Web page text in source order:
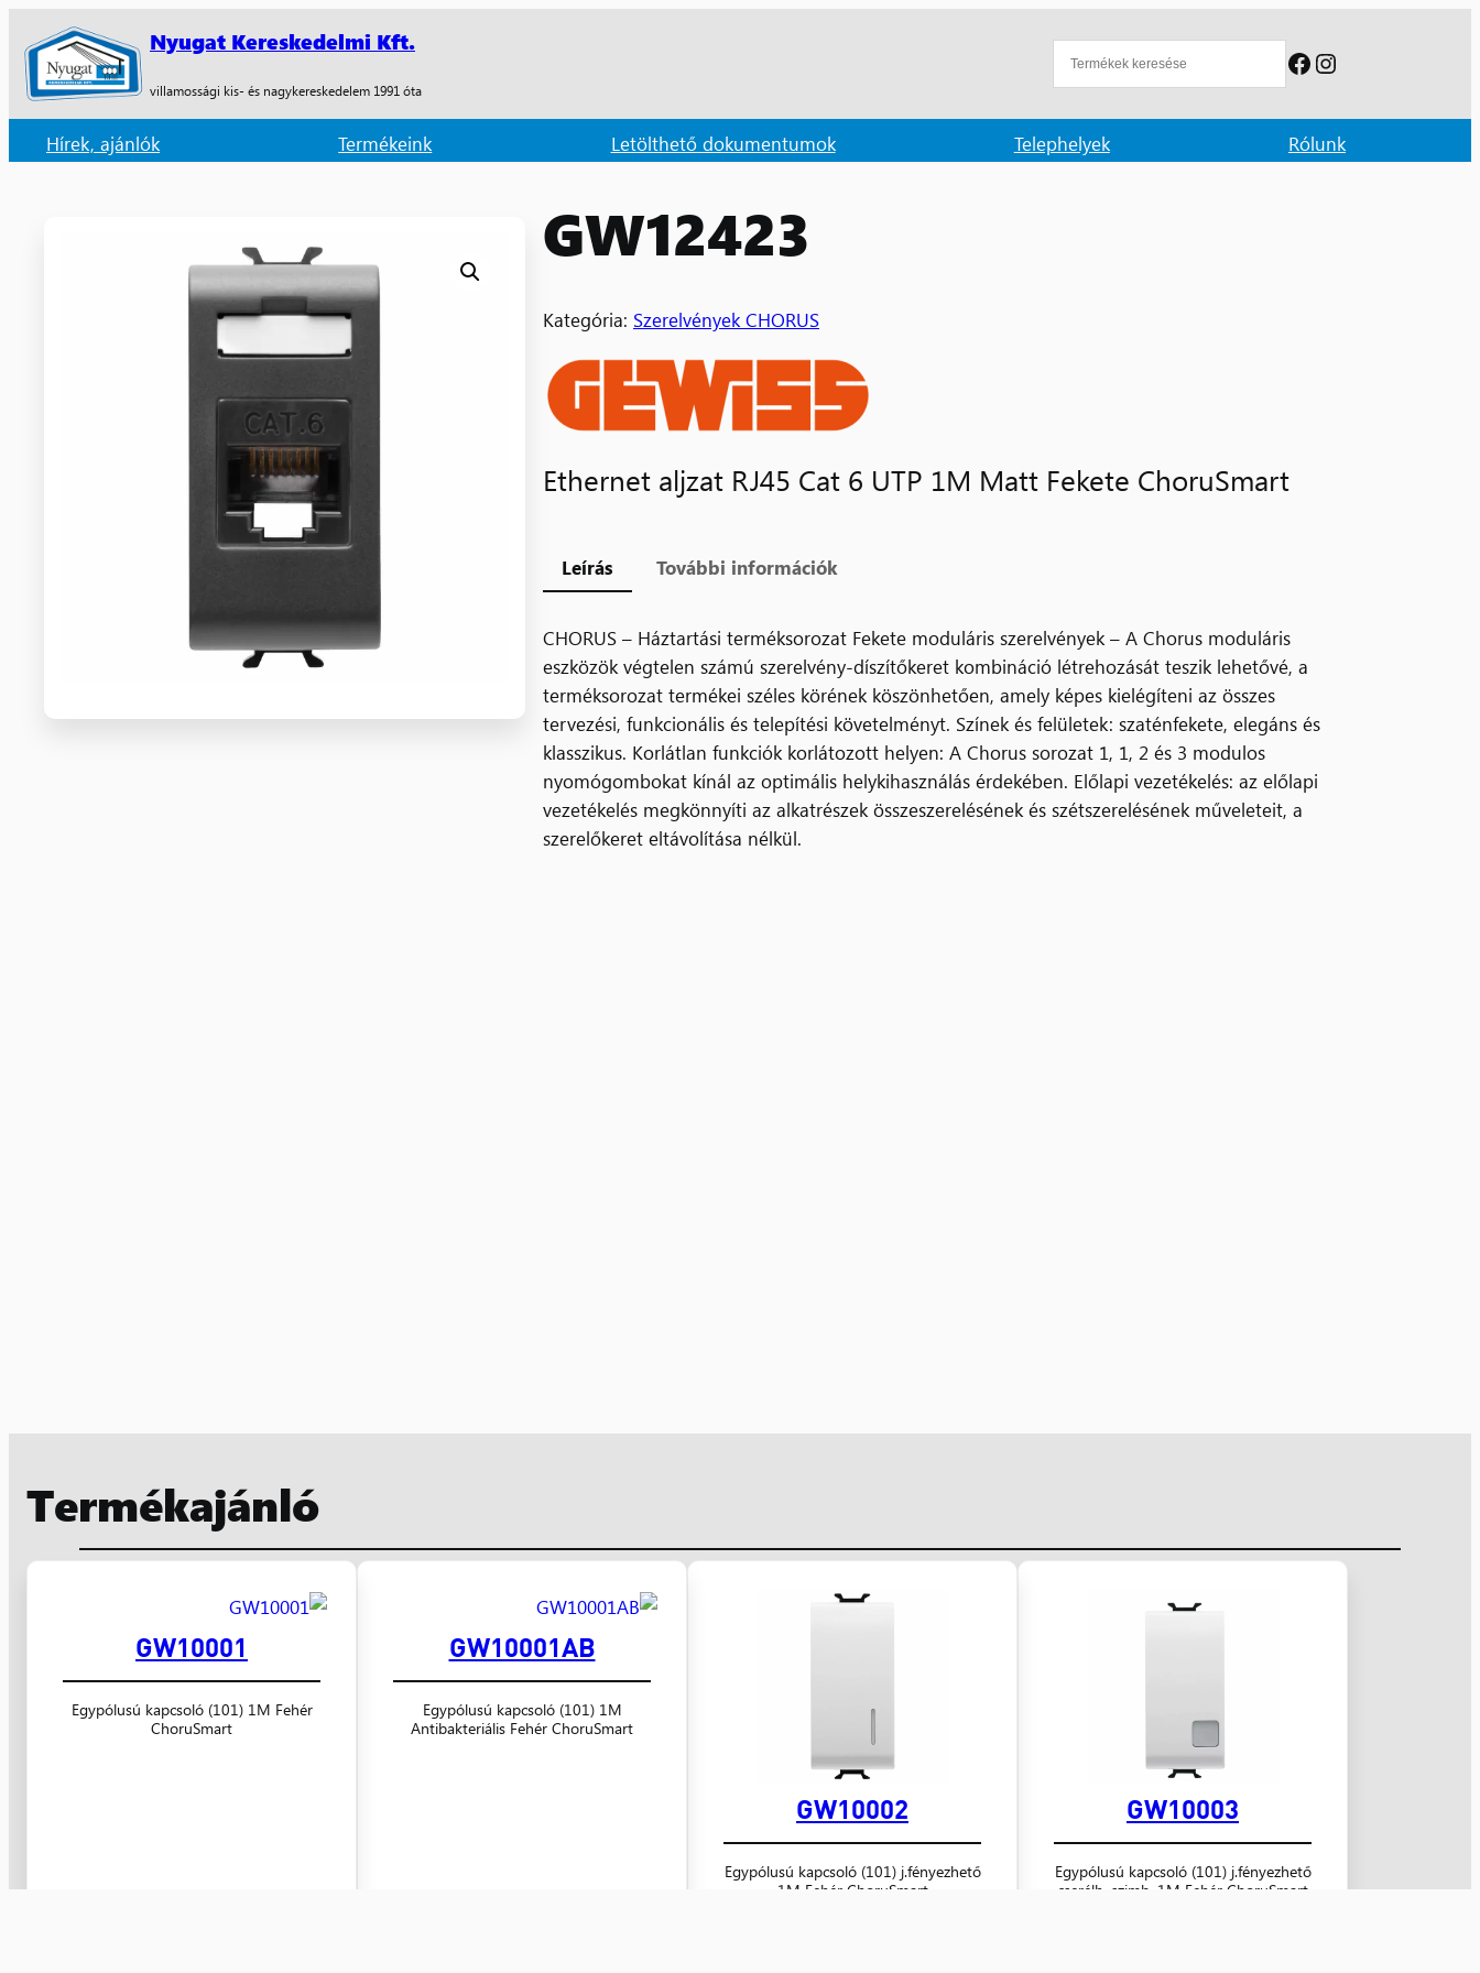
Nyugat Kereskedelmi Kft.
villamossági kis- és nagykereskedelem 1991 óta
Facebook
Instagram
Hírek, ajánlók Termékeink Letölthető dokumentumok Telephelyek Rólunk
GW12423
Kategória: Szerelvények CHORUS
Ethernet aljzat RJ45 Cat 6 UTP 1M Matt Fekete ChoruSmart
Leírás További információk
CHORUS – Háztartási terméksorozat Fekete moduláris szerelvények – A Chorus moduláris
eszközök végtelen számú szerelvény-díszítőkeret kombináció létrehozását teszik lehetővé, a
terméksorozat termékei széles körének köszönhetően, amely képes kielégíteni az összes
tervezési, funkcionális és telepítési követelményt. Színek és felületek: szaténfekete, elegáns és
klasszikus. Korlátlan funkciók korlátozott helyen: A Chorus sorozat 1, 1, 2 és 3 modulos
nyomógombokat kínál az optimális helykihasználás érdekében. Előlapi vezetékelés: az előlapi
vezetékelés megkönnyíti az alkatrészek összeszerelésének és szétszerelésének műveleteit, a
szerelőkeret eltávolítása nélkül.
Termékajánló
GW10003
Egypólusú kapcsoló (101) j.fényezhető
cserélh. szimb. 1M Fehér ChoruSmart
GW10002
Egypólusú kapcsoló (101) j.fényezhető
1M Fehér ChoruSmart
GW10001AB
Egypólusú kapcsoló (101) 1M
Antibakteriális Fehér ChoruSmart
GW10001
Egypólusú kapcsoló (101) 1M Fehér
ChoruSmart